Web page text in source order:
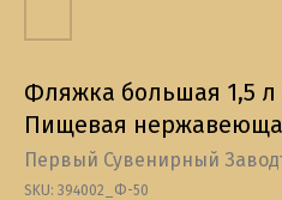
Фляжка большая 1,5
Пищевая
Первый Сувенирный
SKU: 394002_Ф-50